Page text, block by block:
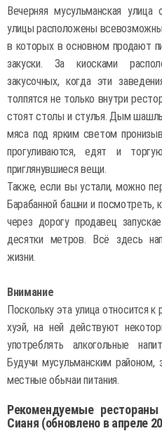
Вечерняя мусульманская
улицы расположены
в которых в основном продают
закуски. За киосками
закусочных, когда эти
толпятся не только внутри
стоят столы и стулья. Дым
мяса под ярким светом
прогуливаются, едят и
приглянувшиеся вещи.
Также, если вы устали, можно
Барабанной башни и посмотреть,
через дорогу продавец
десятки метров. Всё здесь
жизни.
Внимание
Поскольку эта улица относится
хуэй, на ней действуют
употреблять алкогольные
Будучи мусульманским
местные обычаи питания.
Рекомендуемые
Сианя (обновлено в апреле